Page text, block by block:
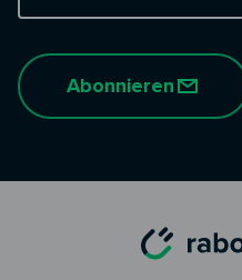
Abonnieren